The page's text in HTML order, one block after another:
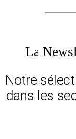
La
Notre
dans les